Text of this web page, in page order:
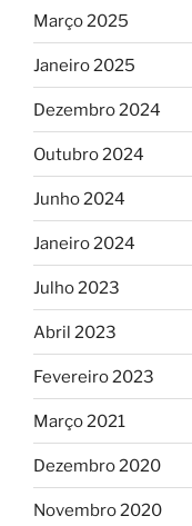
Março 2025
Janeiro 2025
Dezembro 2024
Outubro 2024
Junho 2024
Janeiro 2024
Julho 2023
Abril 2023
Fevereiro 2023
Março 2021
Dezembro 2020
Novembro 2020